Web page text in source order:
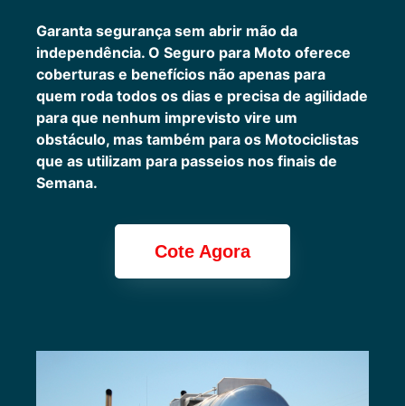
Garanta segurança sem abrir mão da
independência. O Seguro para Moto oferece
coberturas e benefícios não apenas para
quem roda todos os dias e precisa de agilidade
para que nenhum imprevisto vire um
obstáculo, mas também para os Motociclistas
que as utilizam para passeios nos finais de
Semana.
Cote Agora